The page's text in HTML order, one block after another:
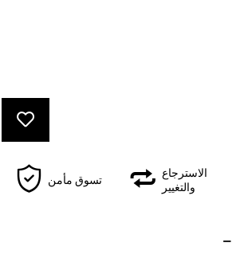
تسوق مأمن
الاسترجاع
والتغيير